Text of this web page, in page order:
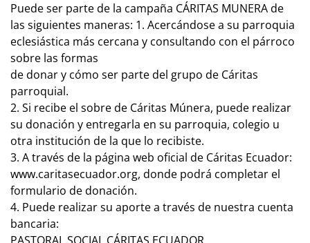
Puede ser parte de la campaña CÁRITAS MUNERA de
las siguientes maneras: 1. Acercándose a su parroquia
eclesiástica más cercana y consultando con el párroco
sobre las formas
de donar y cómo ser parte del grupo de Cáritas
parroquial.
2. Si recibe el sobre de Cáritas Múnera, puede realizar
su donación y entregarla en su parroquia, colegio u
otra institución de la que lo recibiste.
3. A través de la página web oficial de Cáritas Ecuador:
www.caritasecuador.org, donde podrá completar el
formulario de donación.
4. Puede realizar su aporte a través de nuestra cuenta
bancaria: